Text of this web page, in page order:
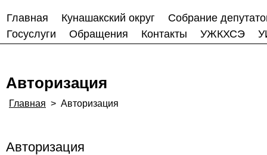
Главная Кунашакский округ
Собрание
Госуслуги
Обращения Контакты УЖКХСЭ
Авторизация
Главная > Авторизация
Авторизация